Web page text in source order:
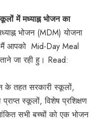
में मध्याह्न भोजन का
भोजन (MDM) योजना
आपको Mid-Day Meal
जा रही हु। Read:
के तहत सरकारी स्कूलों,
स्कूलों, विशेष प्रशिक्षण
सभी बच्चों को एक भोजन